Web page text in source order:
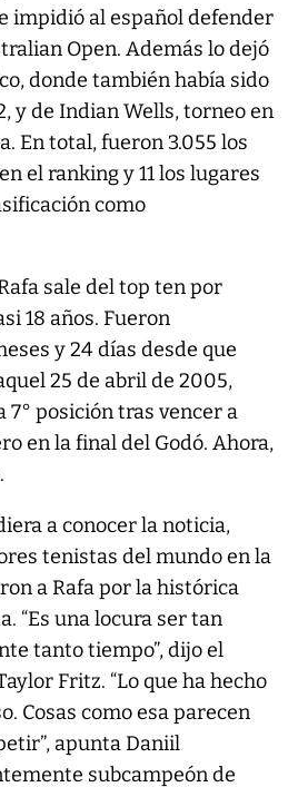
impidió al español defender
Open. Además lo dejó
donde también había sido
y de Indian Wells, torneo en
En total, fueron 3.055 los
el ranking y 11 los lugares
como
sale del top ten por
18 años. Fueron
y 24 días desde que
25 de abril de 2005,
7° posición tras vencer a
en la final del Godó. Ahora,
a conocer la noticia,
tenistas del mundo en la
a Rafa por la histórica
“Es una locura ser tan
tanto tiempo”, dijo el
Fritz. “Lo que ha hecho
Cosas como esa parecen
apunta Daniil
subcampeón de